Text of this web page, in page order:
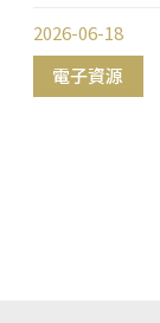
電子資源
2026-06-18